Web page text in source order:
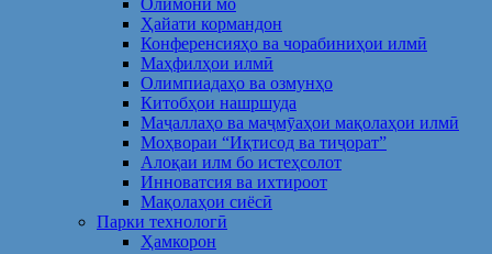
Олимони мо
Ҳайати кормандон
Конференсияҳо ва чорабиниҳои илмӣ
Маҳфилҳои илмӣ
Олимпиадаҳо ва озмунҳо
Китобҳои нашршуда
Маҷаллаҳо ва маҷмӯаҳои мақолаҳои илмӣ
Моҳвораи “Иқтисод ва тиҷорат”
Алоқаи илм бо истеҳсолот
Инноватсия ва ихтироот
Мақолаҳои сиёсӣ
Парки технологӣ
Ҳамкорон